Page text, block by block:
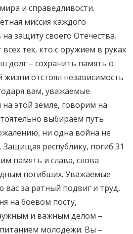
и справедливости.
миссия каждого
защиту своего Отечества.
тех, кто с оружием в руках
долг – сохранить память о
жизни отстоял независимость
вам, уважаемые
этой земле, говорим на
выбираем путь
ни одна война не
Защищая республику, погиб 31
память и слава, слова
погибших. Уважаемые
вас за ратный подвиг и труд,
на боевом посту,
и важным делом –
молодёжи. Вы –